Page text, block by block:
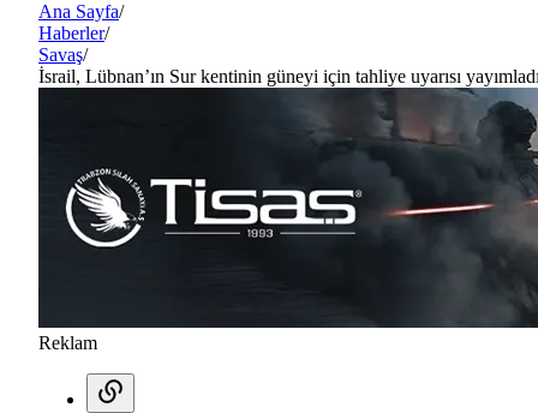
Ana Sayfa/
Haberler/
Savaş/
İsrail, Lübnan’ın Sur kentinin güneyi için tahliye uyarısı
Reklam